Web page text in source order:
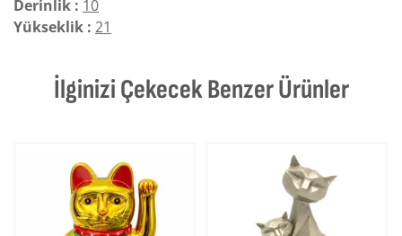
Derinlik : 10
Yükseklik : 21
İlginizi Çekecek Benzer Ürünler